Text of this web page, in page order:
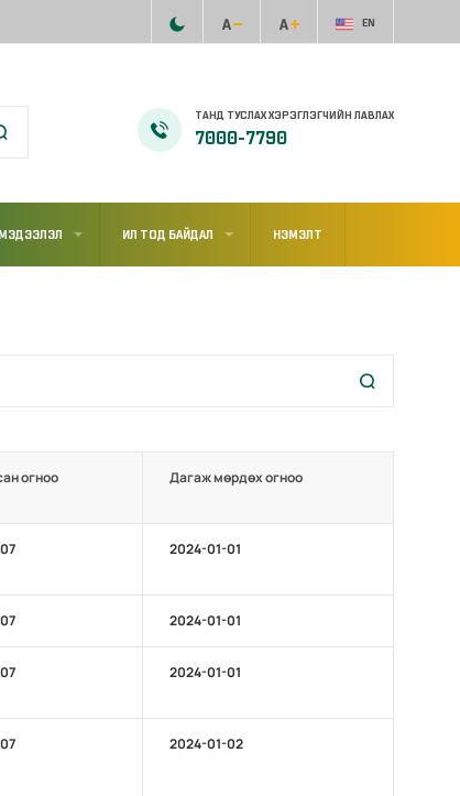
EN
ТАНД ТУСЛАХ ХЭРЭГЛЭГЧИЙН ЛАВЛАХ
7000-7790
ИЛ ТОД БАЙДАЛ НЭМЭЛТ
огноо Дагаж мөрдөх огноо
2024-01-01
2024-01-01
2024-01-01
2024-01-02